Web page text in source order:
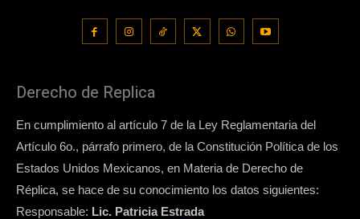
Derecho de Replica
En cumplimiento al artículo 7 de la Ley Reglamentaria del
Artículo 6o., párrafo primero, de la Constitución Política de los
Estados Unidos Mexicanos, en Materia de Derecho de
Réplica, se hace de su conocimiento los datos siguientes:
Responsable: Lic. Patricia Estrada